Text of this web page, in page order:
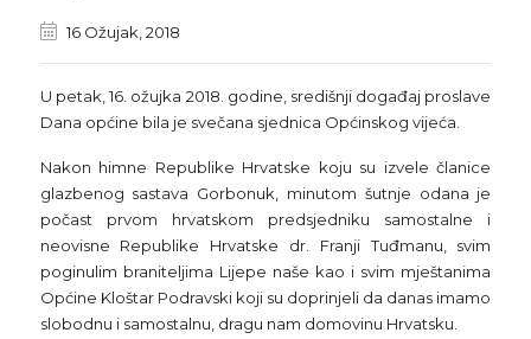
16 Ožujak, 2018
U petak, 16. ožujka 2018. godine, središnji događaj proslave
Dana općine bila je svečana sjednica Općinskog vijeća.
Nakon himne Republike Hrvatske koju su izvele članice
glazbenog sastava Gorbonuk, minutom šutnje odana je
počast prvom hrvatskom predsjedniku samostalne i
neovisne Republike Hrvatske dr. Franji Tuđmanu, svim
poginulim braniteljima Lijepe naše kao i svim mještanima
Općine Kloštar Podravski koji su doprinjeli da danas imamo
slobodnu i samostalnu, dragu nam domovinu Hrvatsku.